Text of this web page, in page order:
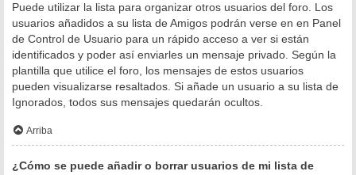
Puede utilizar la lista para organizar otros usuarios del foro. Los
usuarios añadidos a su lista de Amigos podrán verse en en Panel
de Control de Usuario para un rápido acceso a ver si están
identificados y poder así enviarles un mensaje privado. Según la
plantilla que utilice el foro, los mensajes de estos usuarios
pueden visualizarse resaltados. Si añade un usuario a su lista de
Ignorados, todos sus mensajes quedarán ocultos.
Arriba
¿Cómo se puede añadir o borrar usuarios de mi lista de